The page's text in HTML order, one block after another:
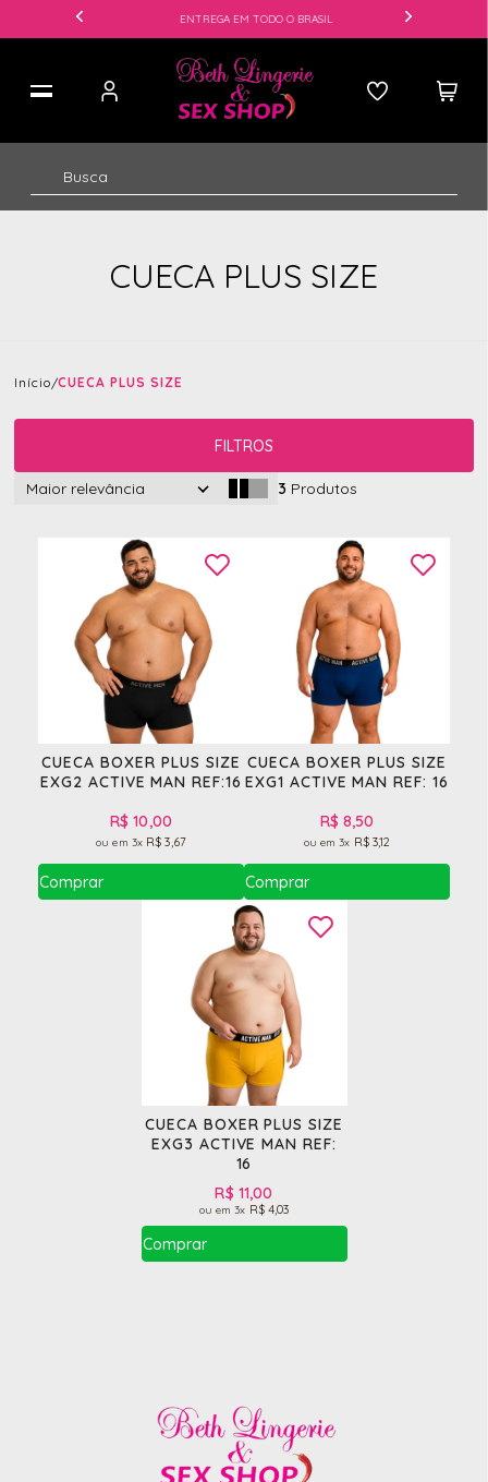
ENTREGA EM TODO O BRASIL
CUECA PLUS SIZE
Início CUECA PLUS SIZE
FILTROS
3 Produtos
Maior relevância
CUECA BOXER PLUS SIZE
EXG2 ACTIVE MAN REF:16
R$ 10,00
3x R$ 3,67
CUECA BOXER PLUS SIZE
EXG1 ACTIVE MAN REF: 16
R$ 8,50
3x R$ 3,12
CUECA BOXER PLUS SIZE
EXG3 ACTIVE MAN REF:
16
R$ 11,00
3x R$ 4,03